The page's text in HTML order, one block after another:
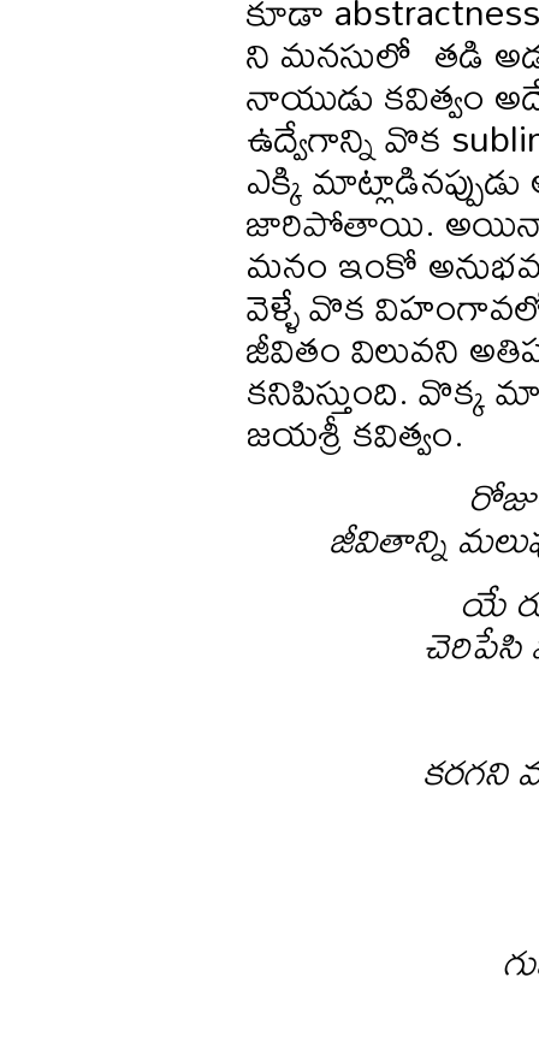
ని మనసులో తడి
నాయుడు కవిత్వం
ఉద్వేగాన్ని వొక
ఎక్కి
జారిపోతాయి. అయినా
మనం ఇంకో అనుభవ
వెళ్ళే వొక
జీవితం విలువని
కనిపిస్తుంది.
జయశ్రీ కవిత్వం.
జీవితాన్ని
యే
చెరిపేసి
కరగని